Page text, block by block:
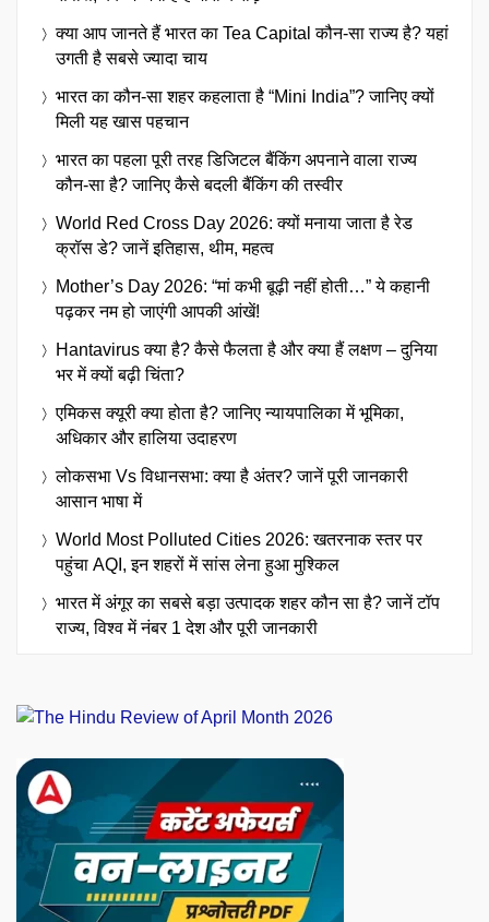
क्या आप जानते हैं भारत का Tea Capital कौन-सा राज्य है? यहां
उगती है सबसे ज्यादा चाय
भारत का कौन-सा शहर कहलाता है “Mini India”? जानिए क्यों
मिली यह खास पहचान
भारत का पहला पूरी तरह डिजिटल बैंकिंग अपनाने वाला राज्य
कौन-सा है? जानिए कैसे बदली बैंकिंग की तस्वीर
World Red Cross Day 2026: क्यों मनाया जाता है रेड
क्रॉस डे? जानें इतिहास, थीम, महत्व
Mother’s Day 2026: “मां कभी बूढ़ी नहीं होती…” ये कहानी
पढ़कर नम हो जाएंगी आपकी आंखें!
Hantavirus क्या है? कैसे फैलता है और क्या हैं लक्षण – दुनिया
भर में क्यों बढ़ी चिंता?
एमिकस क्यूरी क्या होता है? जानिए न्यायपालिका में भूमिका,
अधिकार और हालिया उदाहरण
लोकसभा Vs विधानसभा: क्या है अंतर? जानें पूरी जानकारी
आसान भाषा में
World Most Polluted Cities 2026: खतरनाक स्तर पर
पहुंचा AQI, इन शहरों में सांस लेना हुआ मुश्किल
भारत में अंगूर का सबसे बड़ा उत्पादक शहर कौन सा है? जानें टॉप
राज्य, विश्व में नंबर 1 देश और पूरी जानकारी